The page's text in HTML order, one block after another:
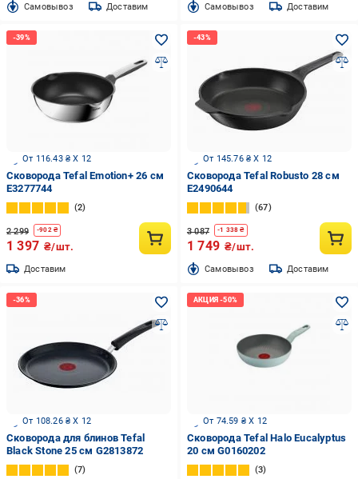
Cамовывоз Доставим Cамовывоз Доставим
От 116.43 ₴ X 12
Сковорода Tefal Emotion+ 26 см
E3277744
2
2 299 -902₴
1 397 ₴/шт.
Доставим
От 145.76 ₴ X 12
Сковорода Tefal Robusto 28 см
E2490644
67
3 087 -1 338 ₴
1 749 ₴/шт.
Cамовывоз Доставим
От 108.26 ₴ X 12
Сковорода для блинов Tefal
Black Stone 25 см G2813872
7
От 74.59 ₴ X 12
Сковорода Tefal Halo Eucalyptus
20 см G0160202
3